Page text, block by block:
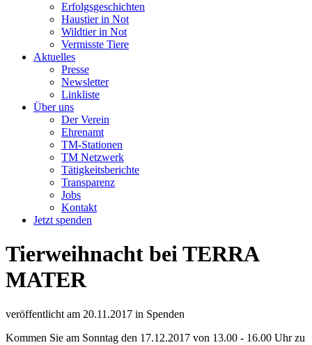
Erfolgsgeschichten
Haustier in Not
Wildtier in Not
Vermisste Tiere
Aktuelles
Presse
Newsletter
Linkliste
Über uns
Der Verein
Ehrenamt
TM-Stationen
TM Netzwerk
Tätigkeitsberichte
Transparenz
Jobs
Kontakt
Jetzt spenden
Tierweihnacht bei TERRA
MATER
veröffentlicht am 20.11.2017 in Spenden
Kommen Sie am Sonntag den 17.12.2017 von 13.00 - 16.00 Uhr zu